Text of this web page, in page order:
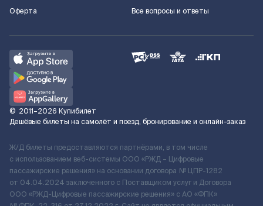
Оферта
Все вопросы и ответы
© 2011–2026 Купибилет
Дешёвые билеты на самолёт и поезд, бронирование и онлайн-заказ
Ж/Д билеты предоставляются партнёрами, в том числе
с использованием веб-системы ООО «РЖД – Цифровые
пассажирские решения» на основании договора № ЦПР-1282
от 04.04.2024 заключенного с Поставщиком услуг и Договора
ООО «РЖД-Цифровые пассажирские решения» c АО «ФПК»